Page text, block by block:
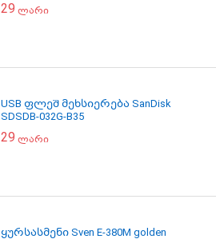
29 ლარი
USB ფლეშ მეხსიერება SanDisk
SDSDB-032G-B35
29 ლარი
ყურსასმენი Sven E-380M golden